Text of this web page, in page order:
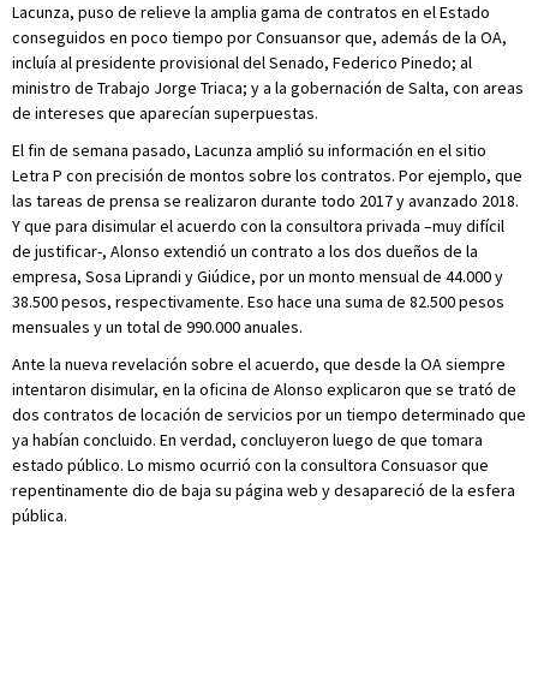
Lacunza, puso de relieve la amplia gama de contratos en el Estado
conseguidos en poco tiempo por Consuansor que, además de la OA,
incluía al presidente provisional del Senado, Federico Pinedo; al
ministro de Trabajo Jorge Triaca; y a la gobernación de Salta, con areas
de intereses que aparecían superpuestas.
El fin de semana pasado, Lacunza amplió su información en el sitio
Letra P con precisión de montos sobre los contratos. Por ejemplo, que
las tareas de prensa se realizaron durante todo 2017 y avanzado 2018.
Y que para disimular el acuerdo con la consultora privada –muy difícil
de justificar-, Alonso extendió un contrato a los dos dueños de la
empresa, Sosa Liprandi y Giúdice, por un monto mensual de 44.000 y
38.500 pesos, respectivamente. Eso hace una suma de 82.500 pesos
mensuales y un total de 990.000 anuales.
Ante la nueva revelación sobre el acuerdo, que desde la OA siempre
intentaron disimular, en la oficina de Alonso explicaron que se trató de
dos contratos de locación de servicios por un tiempo determinado que
ya habían concluido. En verdad, concluyeron luego de que tomara
estado público. Lo mismo ocurrió con la consultora Consuasor que
repentinamente dio de baja su página web y desapareció de la esfera
pública.